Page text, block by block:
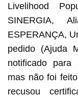
Livelihood
SINERGIA,
ESPERANÇA,
pedido (Ajuda
notificado para
mas não foi
recusou